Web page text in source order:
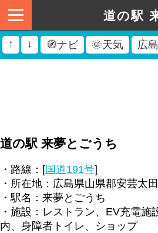
道の駅
↑ ↓ 🧭ナビ 🌞天気 広
道の駅 来夢とごうち
・路線：[国道191号]
・所在地：広島県山県郡安芸太
・駅名：来夢とごうち
・施設：レストラン、EV充電施
内、身障者トイレ、ショップ